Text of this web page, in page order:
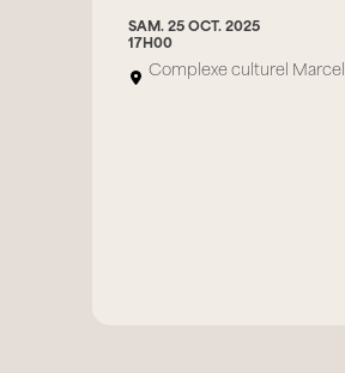
SAM. 25 OCT. 2025
17H00
Complexe culturel